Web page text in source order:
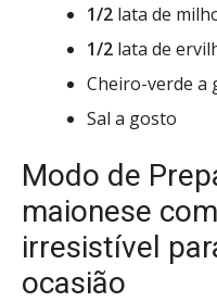
1/2 lata de
1/2 lata de
Cheiro-verde a
Sal a gosto
Modo de
maionese
irresistível
ocasião